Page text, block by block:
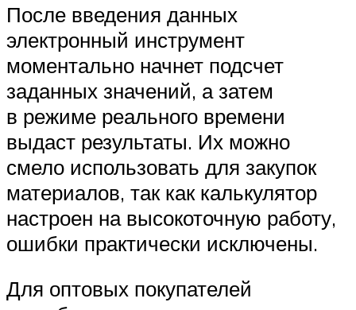
После введения данных
электронный инструмент
моментально начнет подсчет
заданных значений, а затем
в режиме реального времени
выдаст результаты. Их можно
смело использовать для закупок
материалов, так как калькулятор
настроен на высокоточную работу,
ошибки практически исключены.
Для оптовых покупателей